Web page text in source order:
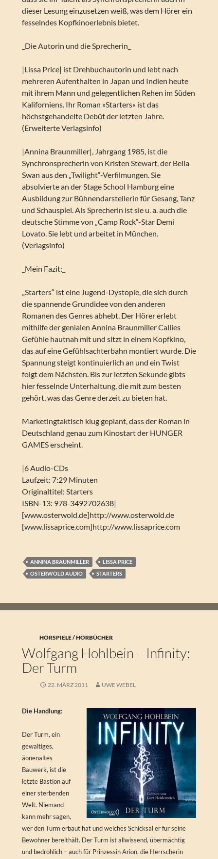
dieser Lesung einzusetzen weiß, was dem Hörer ein
fesselndes Kopfkinoerlebnis bietet.
_Die Autorin und die Sprecherin_
|Lissa Price| ist Drehbuchautorin und lebt nach
mehreren Aufenthalten in Japan und Indien heute
mit ihrem Mann und gelegentlichen Rehen im Süden
Kaliforniens. Ihr Roman »Starters« ist das
höchstgehandelte Debüt der letzten Jahre.
(Erweiterte Verlagsinfo)
|Annina Braunmiller|, Jahrgang 1985, ist die
Synchronsprecherin von Kristen Stewart, der Bella
Swan aus den „Twilight“-Verfilmungen. Sie
absolvierte an der Stage School Hamburg eine
Ausbildung zur Bühnendarstellerin für Gesang, Tanz
und Schauspiel. Als Sprecherin ist sie u. a. auch die
deutsche Stimme von „Camp Rock“-Star Demi
Lovato. Sie lebt und arbeitet in München.
(Verlagsinfo)
_Mein Fazit:_
„Starters“ ist eine Jugend-Dystopie, die sich durch
die spannende Grundidee von den anderen
Romanen des Genres abhebt. Der Hörer erlebt
mithilfe der genialen Annina Braunmiller Callies
Gefühle hautnah mit und sitzt in einem Kopfkino,
das auf eine Gefühlsachterbahn montiert wurde. Die
Spannung steigt kontinuierlich an und ein Twist
folgt dem Nächsten. Bis zur letzten Sekunde gibts
hier fesselnde Unterhaltung, die mit zum besten
gehört, was das Genre derzeit zu bieten hat.
Marketingtaktisch klug geplant, dass der Roman in
Deutschland genau zum Kinostart der HUNGER
GAMES erscheint.
|6 Audio-CDs
Laufzeit: 7:29 Minuten
Originaltitel: Starters
ISBN-13: 978-3492702638|
[www.osterwold.de]http://www.osterwold.de
[www.lissaprice.com]http://www.lissaprice.com
ANNINA BRAUNMILLER
LISSA PRICE
OSTERWOLD AUDIO
STARTERS
HÖRSPIELE / HÖRBÜCHER
Wolfgang Hohlbein – Infinity:
Der Turm
22. MÄRZ 2011 UWE WEBEL
Die Handlung:
Der Turm, ein
gewaltiges,
äonenaltes
Bauwerk, ist die
letzte Bastion auf
einer sterbenden
Welt. Niemand
kann mehr sagen,
wer den Turm erbaut hat und welches Schicksal er für seine
Bewohner bereithält. Der Turm ist allwissend, übermächtig
und bedrohlich – auch für Prinzessin Arion, die Herrscherin